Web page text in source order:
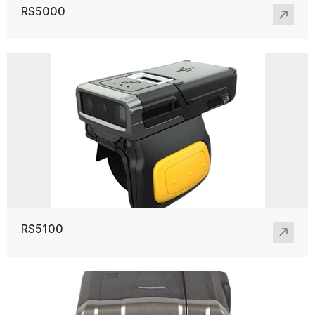
RS5000
RS5100